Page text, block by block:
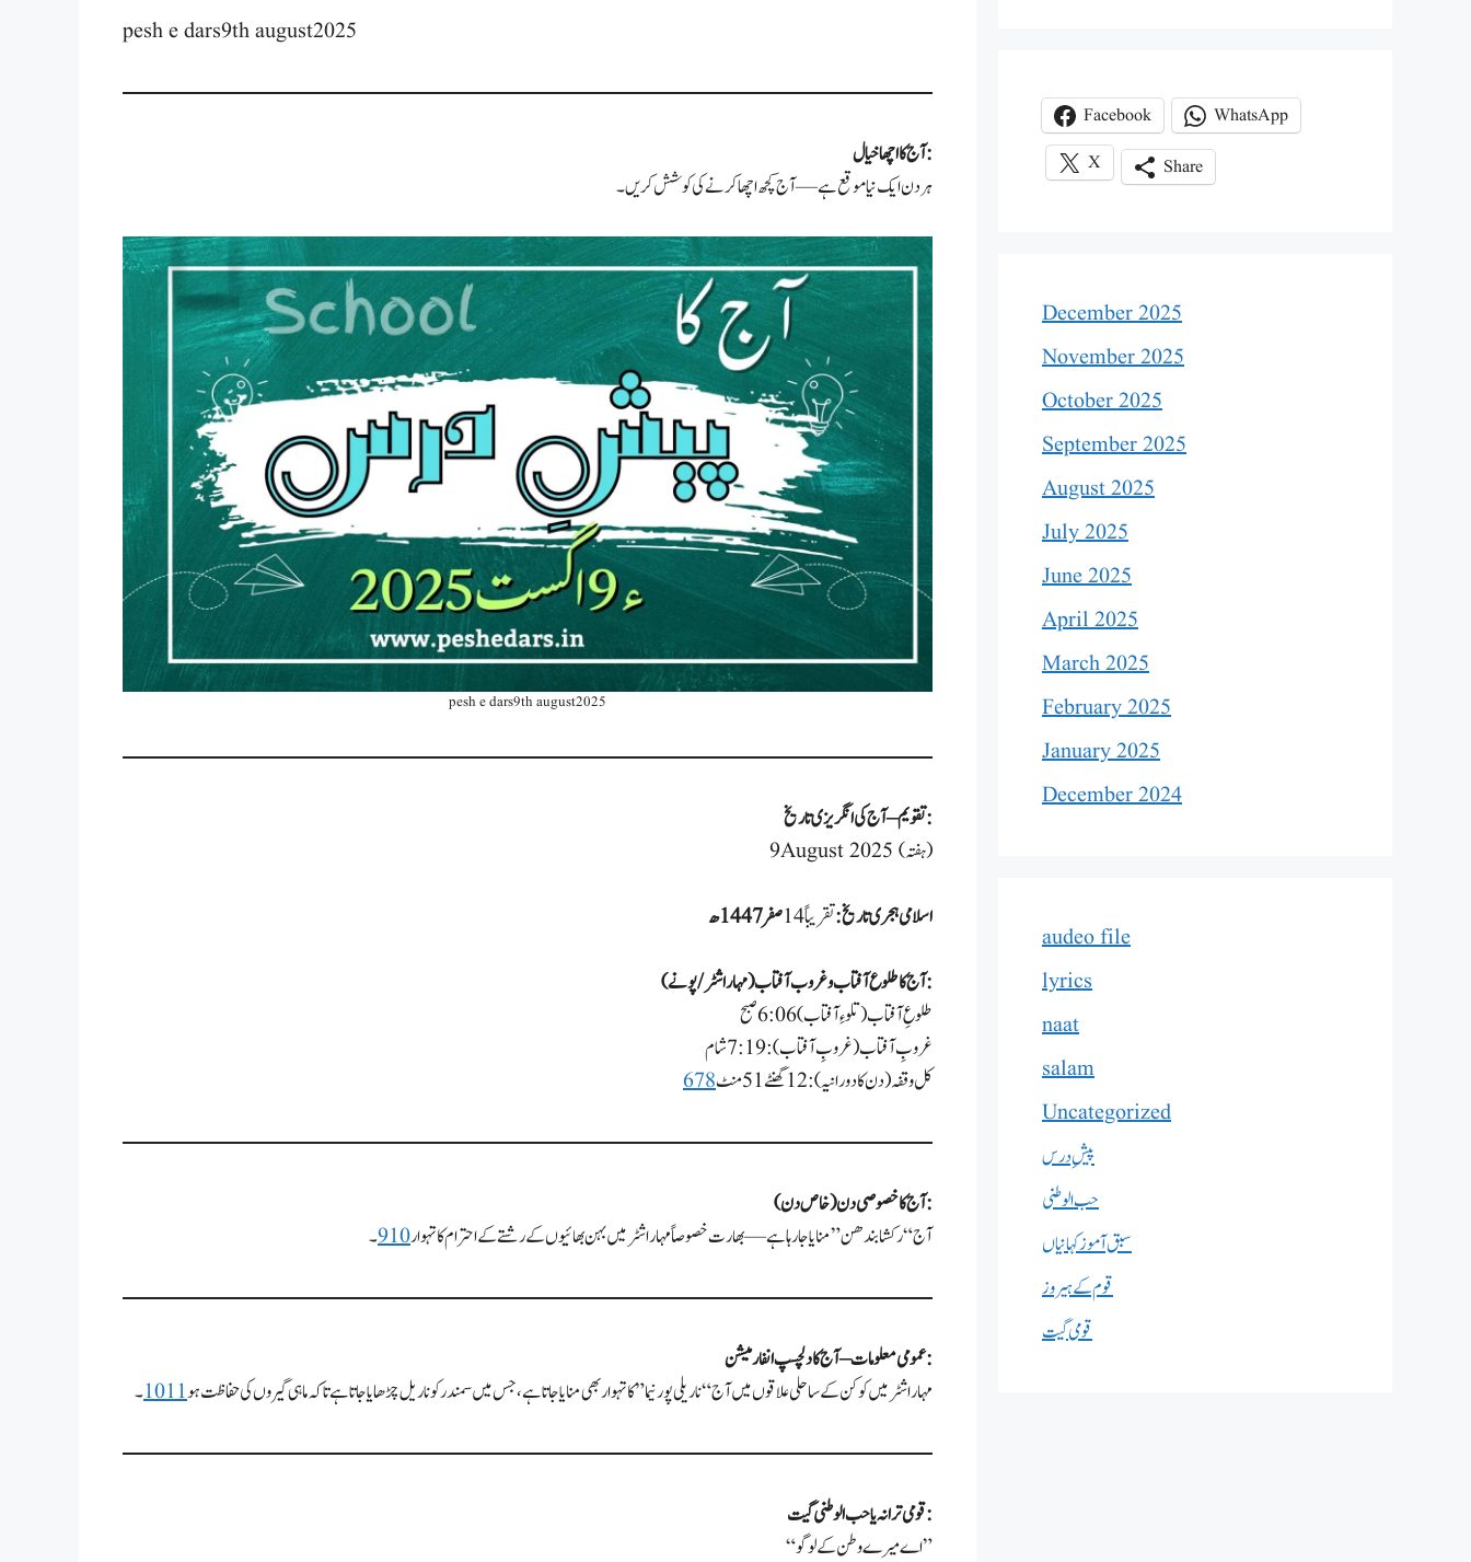
pesh e dars9th august2025
آج کا اچھا خیال:
ہر دن ایک نیا موقع ہے—آج کچھ اچھا کرنے کی کوشش کریں۔
pesh e dars9th august2025
تقویم – آج کی انگریزی تاریخ:
9 August 2025 (ہفتہ)
اسلامی ہجری تاریخ:تقریباً14 صفر 1447ھ
آج کا طلوع آفتاب و غروب آفتاب (مہاراشٹر/پونے):
طلوعِ آفتاب (تلوءِ آفتاب)06: 6 صبح
غروبِ آفتاب (غروبِ آفتاب): 7:19 شام
کل وقفہ (دن کا دورانیہ): 12 گھنٹے 51 منٹ
678
آج کا خصوصی دن (خاص دن):
آج “رکشا بندھن” منایا جا رہا ہے—بھارت خصوصاً مہاراشٹر میں بہن بھائیوں کے رشتے کے احترام کا تہوار
910 ۔
عمومی معلومات – آج کا دلچسپ انفارمیشن:
مہاراشٹر میں کوکن کے ساحلی علاقوں میں آج “ناریلی پورنیما” کا تہوار بھی منایا جاتا ہے، جس میں سمندر کو ناریل چڑھایا جاتا ہے تاکہ ماہی گیروں کی حفاظت ہو
1011 ۔
قومی ترانہ یا حب الوطنی گیت:
“اے میرے وطن کے لوگو”
Facebook
WhatsApp
X
Share
December 2025
November 2025
October 2025
September 2025
August 2025
July 2025
June 2025
April 2025
March 2025
February 2025
January 2025
December 2024
audeo file
lyrics
naat
salam
Uncategorized
پیشِ درس
حب الوطنی
سبق آموز کہانیاں
قوم کے ہیروز
قومی گیت